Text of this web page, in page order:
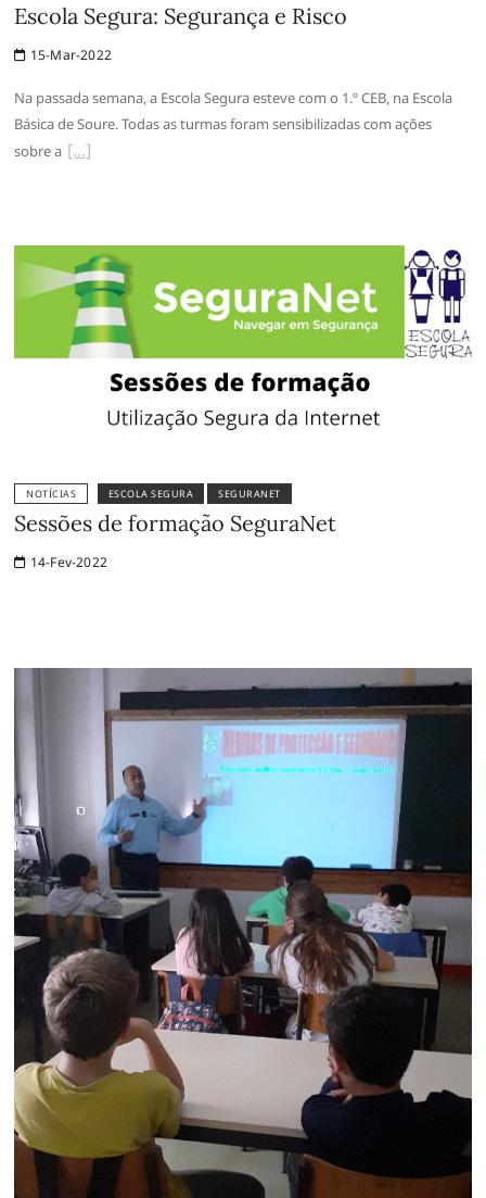
Escola Segura: Segurança e Risco
15-Mar-2022
Na passada semana, a Escola Segura esteve com o 1.º CEB, na Escola
Básica de Soure. Todas as turmas foram sensibilizadas com ações
sobre a
NOTÍCIAS ESCOLA SEGURA SEGURANET
Sessões de formação SeguraNet
14-Fev-2022